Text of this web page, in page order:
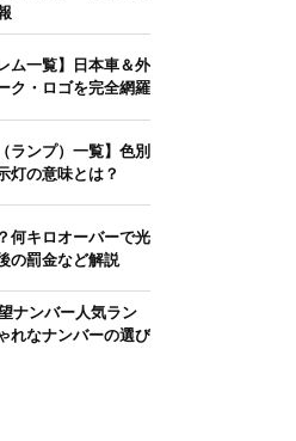
ム一覧】日本車＆外
ク・ロゴを完全網羅
ランプ）一覧】色別
灯の意味とは？
何キロオーバーで光
の罰金など解説
ナンバー人気ラン
れなナンバーの選び